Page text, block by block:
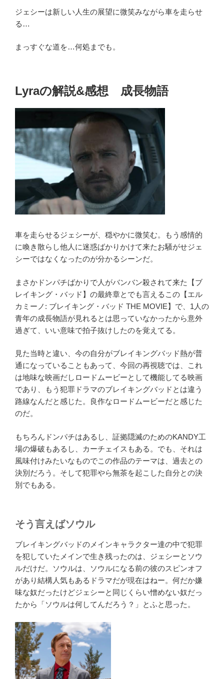
ジェシーは新しい人生の展望に微笑みながら車を走らせ
る…
まっすぐな道を…何処までも。
Lyraの解説&感想 成長物語
車を走らせるジェシーが、穏やかに微笑む。もう感情的
に喚き散らし他人に迷惑ばかりかけて来たお騒がせジェ
シーではなくなったのが分かるシーンだ。
まさかドンパチばかりで人がバンバン殺されて来た【ブ
レイキング・バッド】の最終章とでも言えるこの【エル
カミーノ: ブレイキング・バッド THE MOVIE】で、1人の
青年の成長物語が見れるとは思っていなかったから意外
過ぎて、いい意味で拍子抜けしたのを覚えてる。
見た当時と違い、今の自分がブレイキングバッド熱が普
通になっていることもあって、今回の再視聴では、これ
は地味な映画だしロードムービーとして機能してる映画
であり、もう犯罪ドラマのブレイキングバッドとは違う
路線なんだと感じた。良作なロードムービーだと感じた
のだ。
もちろんドンパチはあるし、証拠隠滅のためのKANDY工
場の爆破もあるし、カーチェイスもある。でも、それは
風味付けみたいなものでこの作品のテーマは、過去との
決別だろう。そして犯罪やら無茶を起こした自分との決
別でもある。
そう言えばソウル
ブレイキングバッドのメインキャラクター達の中で犯罪
を犯していたメインで生き残ったのは、ジェシーとソウ
ルだけだ。ソウルは、ソウルになる前の彼のスピンオフ
があり結構人気もあるドラマだが現在はねー。何だか嫌
味な奴だったけどジェシーと同じくらい憎めない奴だっ
たから「ソウルは何してんだろう？」とふと思った。